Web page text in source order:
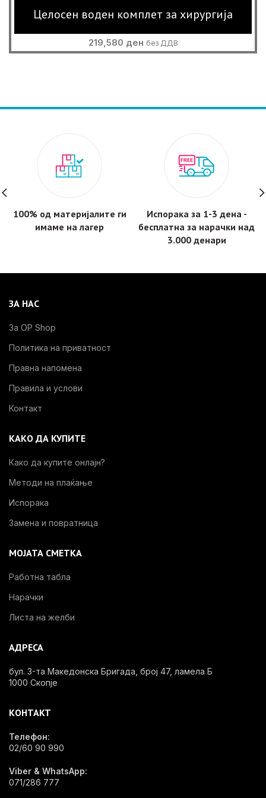
Целосен воден комплет за хирургија
219,580 ден без ДДВ
100% од материјалите ги
имаме на лагер
Испорака за 1-3 дена -
бесплатнa за нарачки над
3.000 денари
ЗА НАС
За OP Shop
Политика на приватност
Правна напомена
Правила и услови
Контакт
КАКО ДА КУПИТЕ
Како да купите онлајн?
Методи на плаќање
Испорака
Замена и повратница
МОЈАТА СМЕТКА
Работна табла
Нарачки
Листа на желби
АДРЕСА
бул. 3-та Македонска Бригада, број 47, ламела Б
1000 Скопје
КОНТАКТ
Телефон:
02/60 90 990
Viber & WhatsApp:
071/286 777